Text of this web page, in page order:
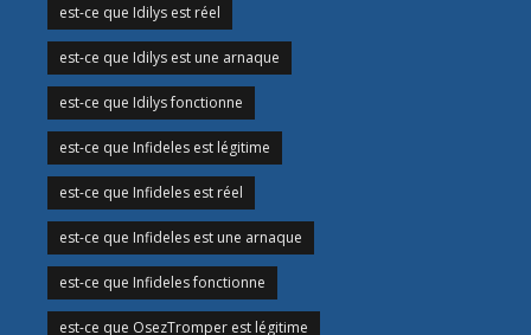
est-ce que Idilys est réel
est-ce que Idilys est une arnaque
est-ce que Idilys fonctionne
est-ce que Infideles est légitime
est-ce que Infideles est réel
est-ce que Infideles est une arnaque
est-ce que Infideles fonctionne
est-ce que OsezTromper est légitime